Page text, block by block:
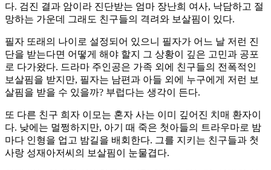
다. 검진 결과 암이라 진단받는 엄마 장난희 여사, 낙담하고 절
망하는 가운데 그래도 친구들의 격려와 보살핌이 있다.
필자 또래의 나이로 설정되어 있으니 필자가 어느 날 저런 진
단을 받는다면 어떻게 해야 할지 그 상황이 깊은 고민과 공포
로 다가왔다. 드라마 주인공은 가족 외에 친구들의 전폭적인
보살핌을 받지만, 필자는 남편과 아들 외에 누구에게 저런 보
살핌을 받을 수 있을까? 부럽다는 생각이 든다.
또 다른 친구 희자 이모는 혼자 사는 이미 깊어진 치매 환자이
다. 낮에는 멀쩡하지만, 아기 때 죽은 첫아들의 트라우마로 밤
마다 인형을 업고 밤길을 배회한다. 그를 지키는 친구들과 첫
사랑 성재아저씨의 보살핌이 눈물겹다.